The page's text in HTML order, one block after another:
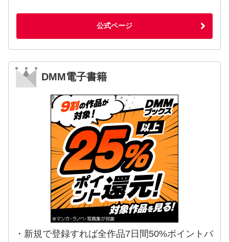
公式ページ
DMM電子書籍
・新規で登録すれば全作品7日間50%ポイントバ